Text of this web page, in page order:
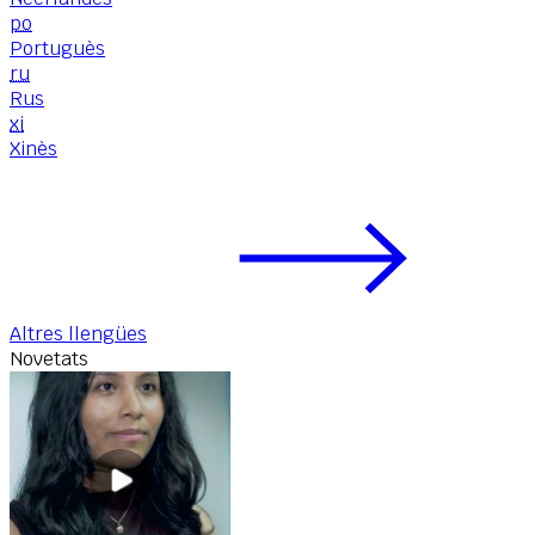
po
Portuguès
ru
Rus
xi
Xinès
Altres llengües
Novetats